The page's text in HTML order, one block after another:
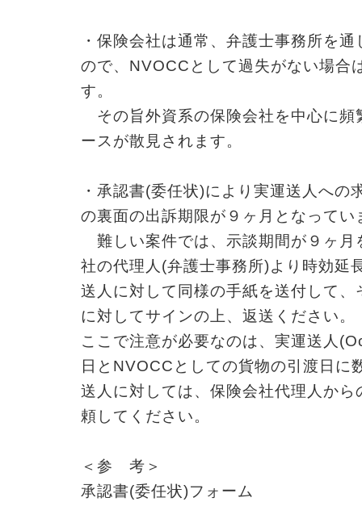
・保険会社は通常、弁護士事務所を
ので、NVOCCとして過失がない場合
す。
その旨外資系の保険会社を中心に頻
ースが散見されます。
・承認書(委任状)により実運送人へ
の裏面の出訴期限が９ヶ月となってい
難しい案件では、示談期間が９ヶ月
社の代理人(弁護士事務所)より時効延
送人に対して同様の手紙を送付して
に対してサインの上、返送ください。
ここで注意が必要なのは、実運送人
日とNVOCCとしての貨物の引渡日に
送人に対しては、保険会社代理人か
頼してください。
＜参 考＞
承認書(委任状)フォーム